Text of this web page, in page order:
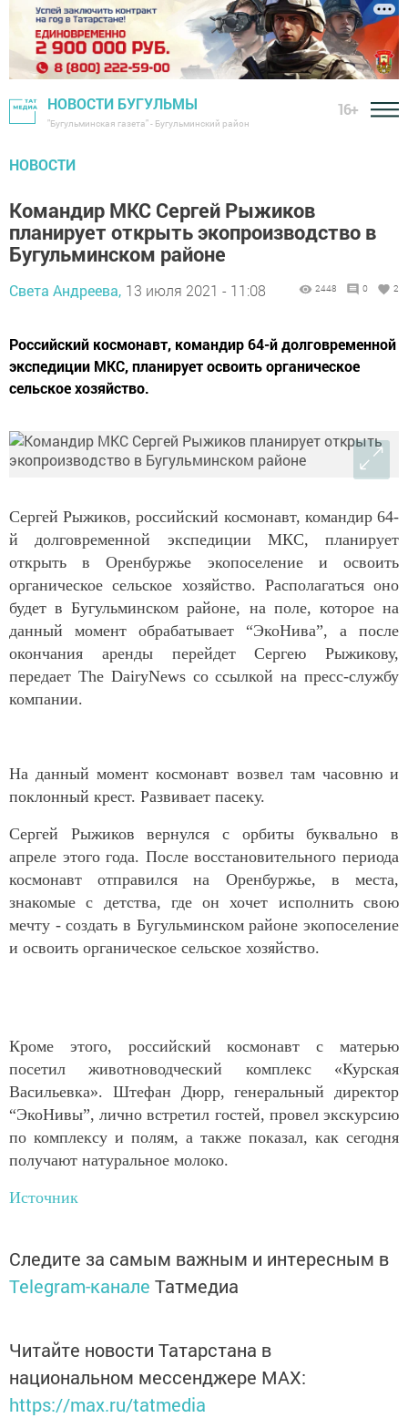
НОВОСТИ БУГУЛЬМЫ
"Бугульминская газета" - Бугульминский район
16+
НОВОСТИ
Командир МКС Сергей Рыжиков
планирует открыть экопроизводство в
Бугульминском районе
Света Андреева, 13 июля 2021 - 11:08 2448 0 2
Российский космонавт, командир 64-й долговременной
экспедиции МКС, планирует освоить органическое
сельское хозяйство.
Сергей Рыжиков, российский космонавт, командир 64-
й долговременной экспедиции МКС, планирует
открыть в Оренбуржье экопоселение и освоить
органическое сельское хозяйство. Располагаться оно
будет в Бугульминском районе, на поле, которое на
данный момент обрабатывает “ЭкоНива”, а после
окончания аренды перейдет Сергею Рыжикову,
передает The DairyNews со ссылкой на пресс-службу
компании.
На данный момент космонавт возвел там часовню и
поклонный крест. Развивает пасеку.
Сергей Рыжиков вернулся с орбиты буквально в
апреле этого года. После восстановительного периода
космонавт отправился на Оренбуржье, в места,
знакомые с детства, где он хочет исполнить свою
мечту - создать в Бугульминском районе экопоселение
и освоить органическое сельское хозяйство.
Кроме этого, российский космонавт с матерью
посетил животноводческий комплекс «Курская
Васильевка». Штефан Дюрр, генеральный директор
“ЭкоНивы”, лично встретил гостей, провел экскурсию
по комплексу и полям, а также показал, как сегодня
получают натуральное молоко.
Источник
Следите за самым важным и интересным в
Telegram-канале Татмедиа
Читайте новости Татарстана в
национальном мессенджере MАХ:
https://max.ru/tatmedia